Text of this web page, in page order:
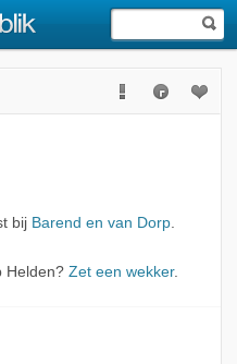
bij Barend en van Dorp.
Helden? Zet een wekker.